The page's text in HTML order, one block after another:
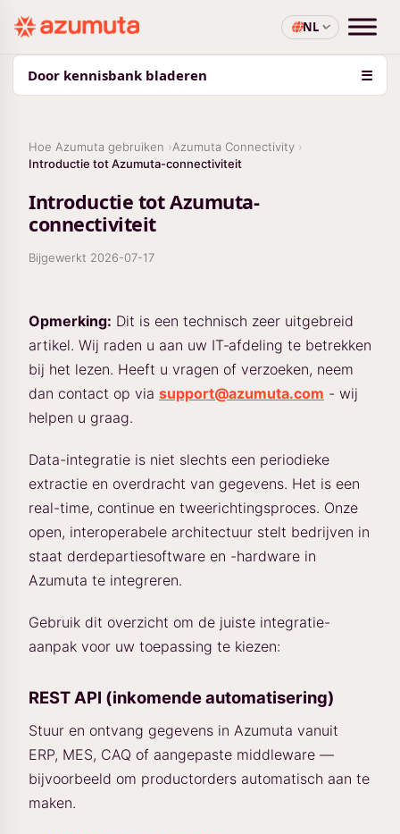
NL
Door kennisbank bladeren ☰
Hoe Azumuta gebruiken
Azumuta Connectivity
Introductie tot Azumuta-connectiviteit
Introductie tot Azumuta-
connectiviteit
Bijgewerkt 2026-07-17
Opmerking: Dit is een technisch zeer uitgebreid
artikel. Wij raden u aan uw IT‑afdeling te betrekken
bij het lezen. Heeft u vragen of verzoeken, neem
dan contact op via support@azumuta.com - wij
helpen u graag.
Data-integratie is niet slechts een periodieke
extractie en overdracht van gegevens. Het is een
real-time, continue en tweerichtingsproces. Onze
open, interoperabele architectuur stelt bedrijven in
staat derdepartiesoftware en -hardware in
Azumuta te integreren.
Gebruik dit overzicht om de juiste integratie-
aanpak voor uw toepassing te kiezen:
REST API (inkomende automatisering)
Stuur en ontvang gegevens in Azumuta vanuit
ERP, MES, CAQ of aangepaste middleware —
bijvoorbeeld om productorders automatisch aan te
maken.